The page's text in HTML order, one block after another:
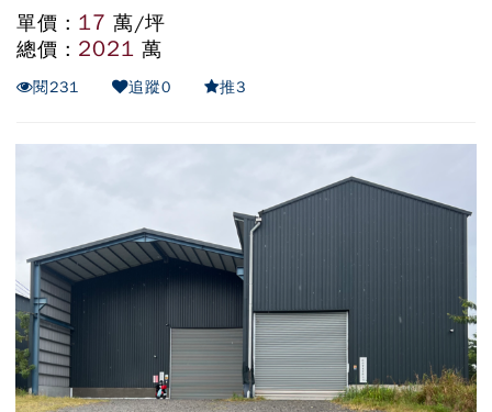
單價 : 17 萬/坪
總價 : 2021 萬
閱231 追蹤0 推3